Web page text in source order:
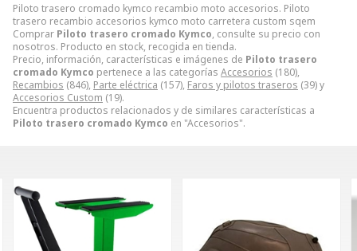
Piloto trasero cromado kymco recambio moto accesorios. Piloto
trasero recambio accesorios kymco moto carretera custom sqem
Comprar Piloto trasero cromado Kymco, consulte su precio con
nosotros. Producto en stock, recogida en tienda.
Precio, información, características e imágenes de Piloto trasero
cromado Kymco pertenece a las categorías Accesorios (180),
Recambios (846), Parte eléctrica (157), Faros y pilotos traseros (39) y
Accesorios Custom (19).
Encuentra productos relacionados y de similares características a
Piloto trasero cromado Kymco en "Accesorios".